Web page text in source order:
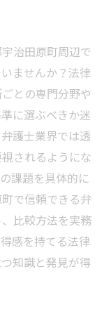
治田原町周辺で
ませんか？法律
との専門分野や
に選ぶべきか迷
護士業界では透
されるようにな
課題を具体的に
で信頼できる弁
比較方法を実務
感を持てる法律
知識と発見が得